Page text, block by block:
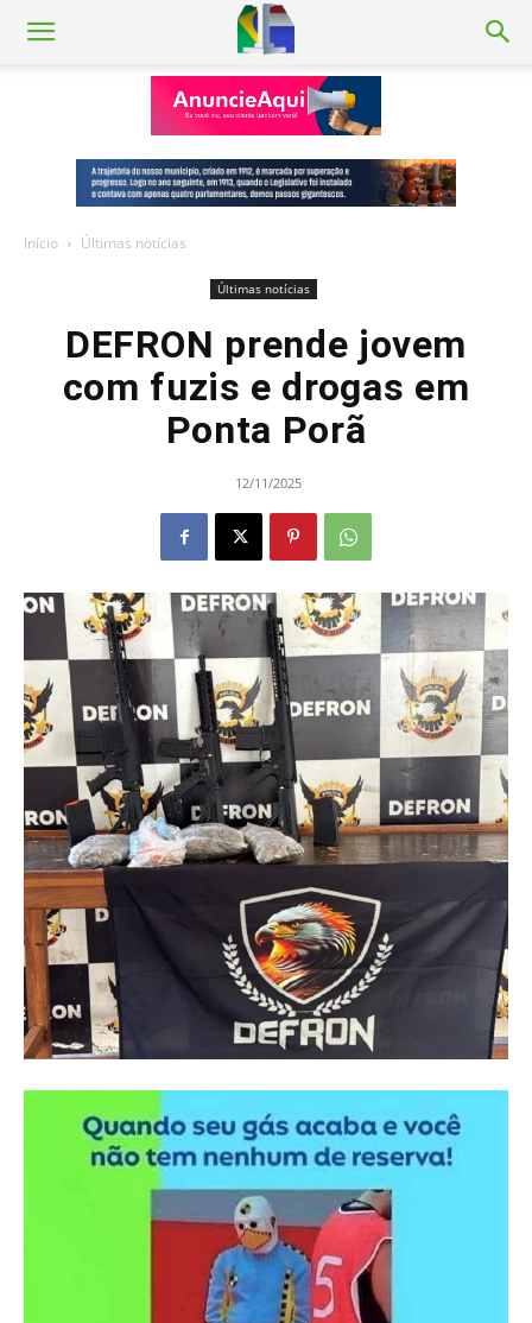
Início Últimas notícias
Últimas notícias
DEFRON prende jovem
com fuzis e drogas em
Ponta Porã
12/11/2025